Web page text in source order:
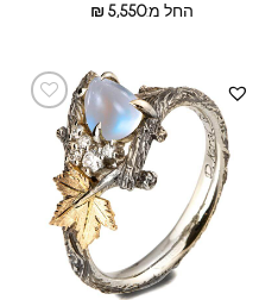
החל מ:
₪5,550